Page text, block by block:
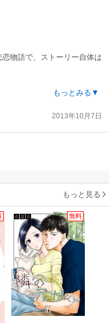
物語で、ストーリー自体は
ら流れや結末が見え過ぎて
もっとみる▼
2013年10月7日
もっと見る
無料